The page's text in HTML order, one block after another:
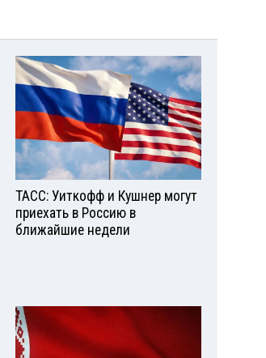
ТАСС: Уиткофф и Кушнер могут
приехать в Россию в
ближайшие недели